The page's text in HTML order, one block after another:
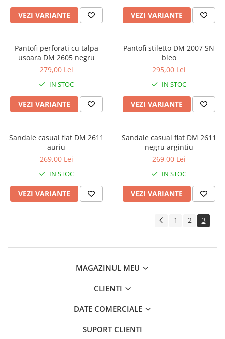
VEZI VARIANTE VEZI VARIANTE
Pantofi perforati cu talpa
usoara DM 2605 negru
279,00 Lei
IN STOC
VEZI VARIANTE
Pantofi stiletto DM 2007 SN
bleo
295,00 Lei
IN STOC
VEZI VARIANTE
Sandale casual flat DM 2611
auriu
269,00 Lei
IN STOC
VEZI VARIANTE
Sandale casual flat DM 2611
negru argintiu
269,00 Lei
IN STOC
VEZI VARIANTE
1 2 3
MAGAZINUL MEU
CLIENTI
DATE COMERCIALE
SUPORT CLIENTI